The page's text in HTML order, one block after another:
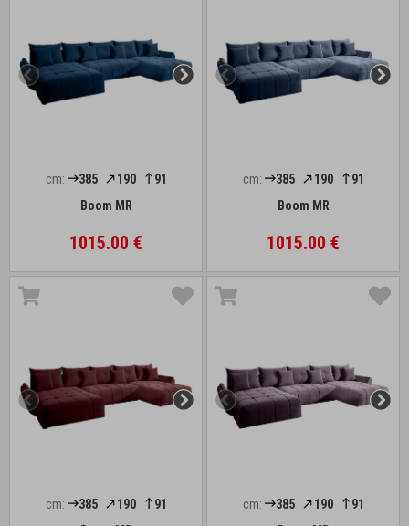
cm: 385 190
91
Boom MR
1015.00 €
cm: 385 190
91
Boom MR
1015.00 €
cm: 385 190
91
cm: 385 190
91